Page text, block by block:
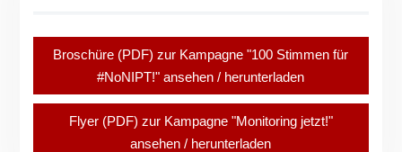
Broschüre (PDF) zur Kampagne "100 Stimmen für
#NoNIPT!" ansehen / herunterladen
Flyer (PDF) zur Kampagne "Monitoring jetzt!"
ansehen / herunterladen